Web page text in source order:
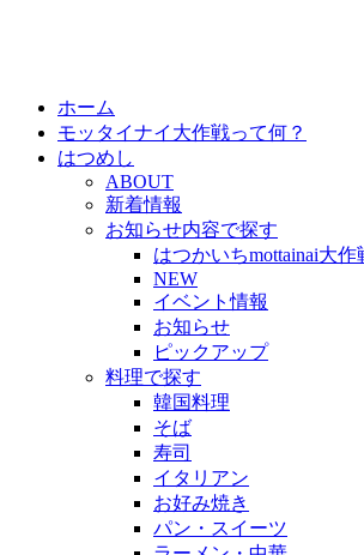
ホーム
モッタイナイ大作戦って何？
はつめし
ABOUT
新着情報
お知らせ内容で探す
はつかいちmottainai大
NEW
イベント情報
お知らせ
ピックアップ
料理で探す
韓国料理
そば
寿司
イタリアン
お好み焼き
パン・スイーツ